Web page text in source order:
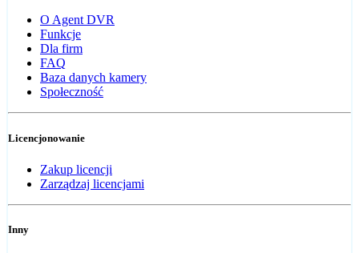
O Agent DVR
Funkcje
Dla firm
FAQ
Baza danych kamery
Społeczność
Licencjonowanie
Zakup licencji
Zarządzaj licencjami
Inny